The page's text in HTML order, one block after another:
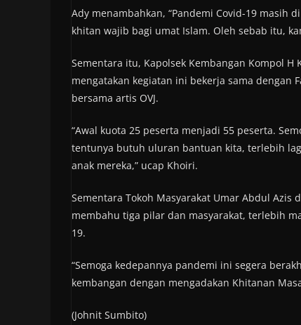
Ady menambahkan, “Pandemi Covid-19 masih
khitan wajib bagi umat Islam. Oleh sebab itu,
Sementara itu, Kapolsek Kembangan Kompol
mengatakan kegiatan ini bekerja sama dengan
bersama artis OVJ.
“Awal kuota 25 peserta menjadi 55 peserta.
tentunya butuh uluran bantuan kita, terlebih
anak mereka,” ucap Khoiri.
Sementara Tokoh Masyarakat Umar Abdul
membahu tiga pilar dan masyarakat, terlebih
19.
“Semoga kedepannya pandemi ini segera
kembangan dengan mengadakan Khitanan
(Johnit Sumbito)